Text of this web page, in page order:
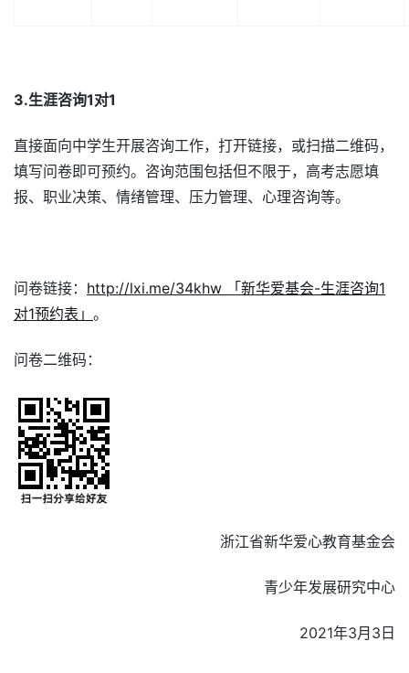
3.生涯咨询1对1
直接面向中学生开展咨询工作，打开链接，或扫描二维码，
填写问卷即可预约。咨询范围包括但不限于，高考志愿填
报、职业决策、情绪管理、压力管理、心理咨询等。
问卷链接： http://lxi.me/34khw 「新华爱基会-生涯咨询1
对1预约表」 。
问卷二维码：
浙江省新华爱心教育基金会
青少年发展研究中心
2021年3月3日